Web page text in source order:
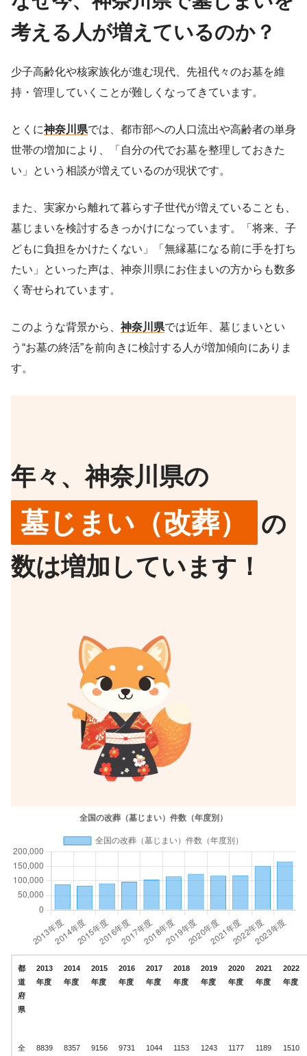
考える人が増えているのか？
少子高齢化や核家族化が進む現代、先祖代々のお墓を維
持・管理していくことが難しくなってきています。
とくに神奈川県では、都市部への人口流出や高齢者の単身
世帯の増加により、「自分の代でお墓を整理しておきた
い」という相談が増えているのが現状です。
また、実家から離れて暮らす子世代が増えていることも、
墓じまいを検討するきっかけになっています。「将来、子
どもに負担をかけたくない」「無縁墓になる前に手を打ち
たい」といった声は、神奈川県にお住まいの方からも数多
く寄せられています。
このような背景から、 神奈川県では近年、墓じまいとい
う“お墓の終活”を前向きに検討する人が増加傾向にありま
す。
年々、神奈川県の
墓じまい（改葬）
の
数は増加しています！
都
道
府
県
2013
年度
2014
年度
2015
年度
2016
年度
2017
年度
2018
年度
2019
年度
2020
年度
2021
年度
2022
年度
全
8839
8357
9156
9731
1044
1153
1243
1177
1189
1510